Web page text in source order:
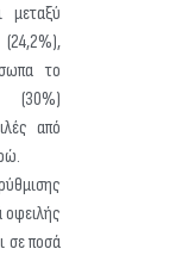
μεταξύ
το
(30%)
από
οφειλής
σε ποσά